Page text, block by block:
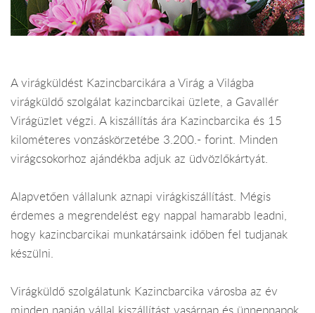
A virágküldést Kazincbarcikára a Virág a Világba
virágküldő szolgálat kazincbarcikai üzlete, a Gavallér
Virágüzlet végzi. A kiszállítás ára Kazincbarcika és 15
kilométeres vonzáskörzetébe 3.200.- forint. Minden
virágcsokorhoz ajándékba adjuk az üdvözlőkártyát.
Alapvetően vállalunk aznapi virágkiszállítást. Mégis
érdemes a megrendelést egy nappal hamarabb leadni,
hogy kazincbarcikai munkatársaink időben fel tudjanak
készülni.
Virágküldő szolgálatunk Kazincbarcika városba az év